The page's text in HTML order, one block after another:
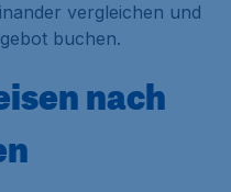
vergleichen und
buchen.
nach